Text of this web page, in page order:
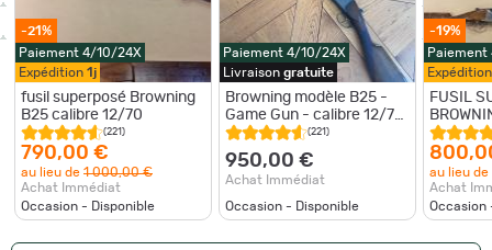
-21%
Paiement 4/10/24X
Expédition 1j
fusil superposé Browning
B25 calibre 12/70
(221)
790,00 €
au lieu de 1 000,00 €
Achat Immédiat
Occasion - Disponible
Paiement 4/10/24X
Livraison gratuite
Browning modèle B25 -
Game Gun - calibre 12/70
- prod. 1973(221)
950,00 €
Achat Immédiat
Occasion - Disponible
-19%
FUSIL
LISSE /
au lieu de
Achat
Occasion